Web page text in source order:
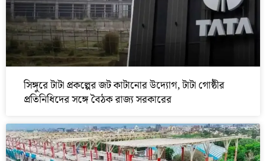
সিঙ্গুরে টাটা প্রকল্পের জট কাটানোর উদ্যোগ, টাটা গোষ্ঠীর
প্রতিনিধিদের সঙ্গে বৈঠক রাজ্য সরকারের